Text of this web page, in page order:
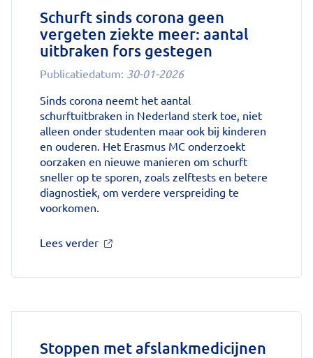
gebruik
toe'
op
Nationale
Schurft sinds corona geen
vergeten ziekte meer: aantal
uitbraken fors gestegen
Publicatiedatum: 30-01-2026
Sinds corona neemt het aantal
schurftuitbraken in Nederland sterk toe, niet
alleen onder studenten maar ook bij kinderen
en ouderen. Het Erasmus MC onderzoekt
oorzaken en nieuwe manieren om schurft
sneller op te sporen, zoals zelftests en betere
diagnostiek, om verdere verspreiding te
voorkomen.
Lees verder over
vergeten
aantal
Stoppen met afslankmedicijnen